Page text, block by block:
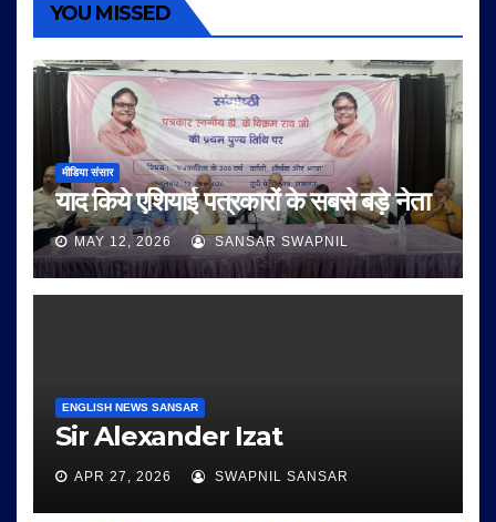
YOU MISSED
मीडिया संसार
याद किये एशियाई पत्रकारों के सबसे बड़े नेता
MAY 12, 2026 SANSAR SWAPNIL
ENGLISH NEWS SANSAR
Sir Alexander Izat
APR 27, 2026 SWAPNIL SANSAR